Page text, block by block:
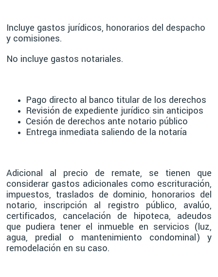
Incluye gastos jurídicos, honorarios del despacho
y comisiones.
No incluye gastos notariales.
Pago directo al banco titular de los derechos
Revisión de expediente jurídico sin anticipos
Cesión de derechos ante notario público
Entrega inmediata saliendo de la notaría
Adicional al precio de remate, se tienen que
considerar gastos adicionales como escrituración,
impuestos, traslados de dominio, honorarios del
notario, inscripción al registro público, avalúo,
certificados, cancelación de hipoteca, adeudos
que pudiera tener el inmueble en servicios (luz,
agua, predial o mantenimiento condominal) y
remodelación en su caso.